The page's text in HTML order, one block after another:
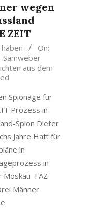
wegen
ZEIT
On:
Samweber
aus dem
Spionage für
Prozess in
Spion Dieter
Jahre Haft für
in
in
Moskau FAZ
Männer